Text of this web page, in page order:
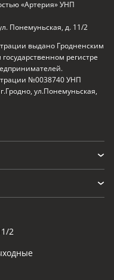
«Артерия» УНП
Понемуньская, д. 11/2
выдано Гродненским
регистре
№0038740 УНП
ул.Понемуньская,
2